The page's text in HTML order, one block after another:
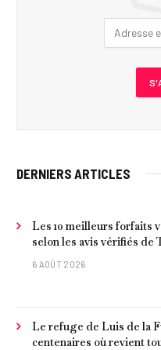
DERNIERS ARTICLES
Les 10 meilleurs forfaits
selon les avis vérifiés de
6 AOÛT 2026
Le refuge de Luis de la
centenaires où revient